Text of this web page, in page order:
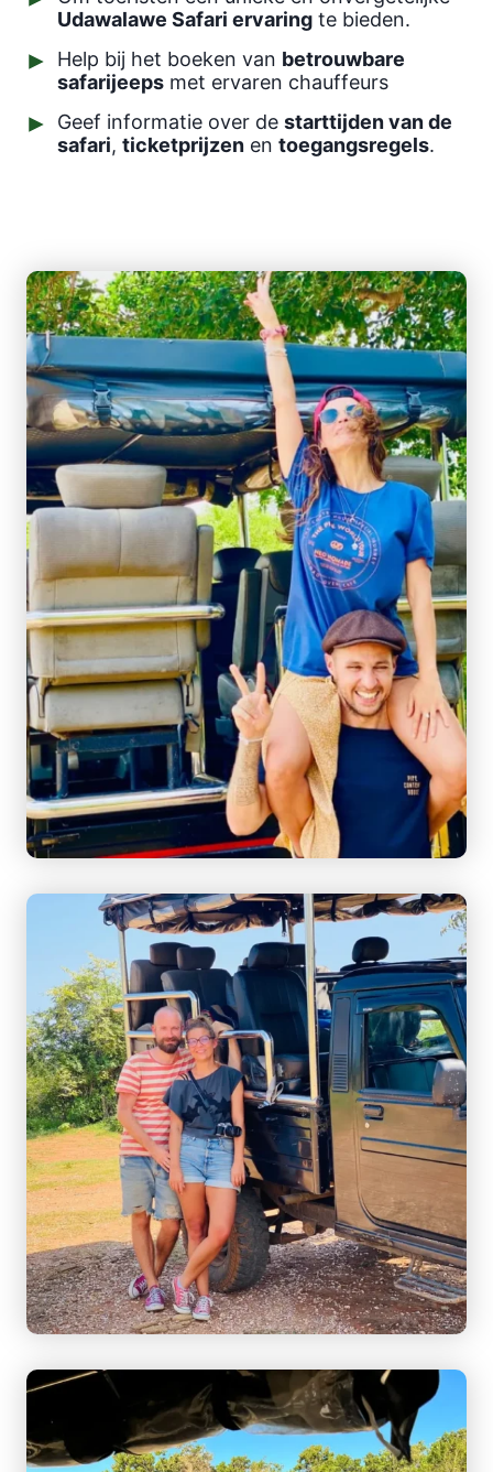
Udawalawe Safari ervaring te bieden.
Help bij het boeken van betrouwbare
safarijeeps met ervaren chauffeurs
Geef informatie over de starttijden van de
safari, ticketprijzen en toegangsregels.